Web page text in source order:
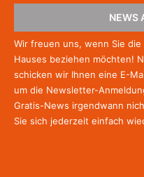
NEWS
Wir freuen uns, wenn Sie
Hauses beziehen möchten!
schicken wir Ihnen eine E-
um die Newsletter-
Gratis-News irgendwann
Sie sich jederzeit einfach